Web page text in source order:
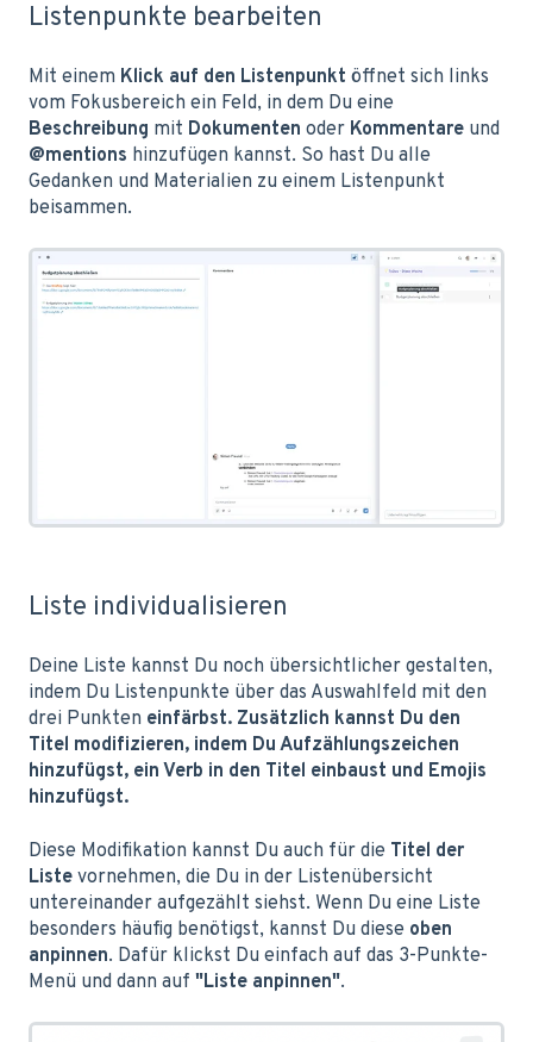
Listenpunkte bearbeiten
Mit einem Klick auf den Listenpunkt öffnet sich links
vom Fokusbereich ein Feld, in dem Du eine
Beschreibung mit Dokumenten oder Kommentare und
@mentions hinzufügen kannst. So hast Du alle
Gedanken und Materialien zu einem Listenpunkt
beisammen.
Liste individualisieren
Deine Liste kannst Du noch übersichtlicher gestalten,
indem Du Listenpunkte über das Auswahlfeld mit den
drei Punkten einfärbst. Zusätzlich kannst Du den
Titel modifizieren, indem Du Aufzählungszeichen
hinzufügst, ein Verb in den Titel einbaust und Emojis
hinzufügst.
Diese Modifikation kannst Du auch für die Titel der
Liste vornehmen, die Du in der Listenübersicht
untereinander aufgezählt siehst. Wenn Du eine Liste
besonders häufig benötigst, kannst Du diese oben
anpinnen. Dafür klickst Du einfach auf das 3-Punkte-
Menü und dann auf "Liste anpinnen".